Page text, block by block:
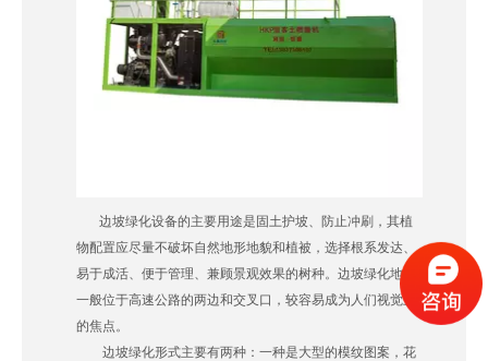
边坡绿化设备的主要用途是固土护坡、防止冲刷，其植
物配置应尽量不破坏自然地形地貌和植被，选择根系发达、
易于成活、便于管理、兼顾景观效果的树种。边坡绿化地点
一般位于高速公路的两边和交叉口，较容易成为人们视觉上
的焦点。
边坡绿化形式主要有两种：一种是大型的模纹图案，花